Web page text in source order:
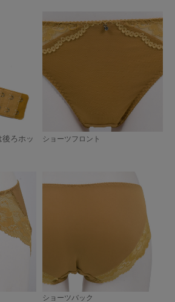
ろホッ
ショーツフロント
ショーツバック